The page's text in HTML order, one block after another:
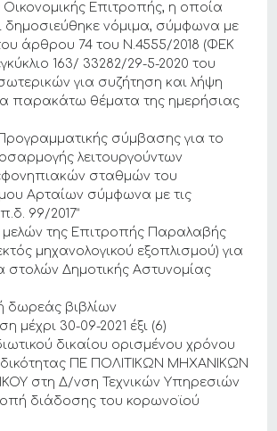
Οικονομικής Επιτροπής, η οποία
δημοσιεύθηκε νόμιμα, σύμφωνα με
του άρθρου 74 του Ν.4555/2018 (ΦΕΚ
163/ 33282/29-5-2020 του
για συζήτηση και λήψη
παρακάτω θέματα της ημερήσιας
σύμβασης για το
λειτουργούντων
σταθμών του
Αρταίων σύμφωνα με τις
99/2017”
μελών της Επιτροπής Παραλαβής
μηχανολογικού εξοπλισμού) για
στολών Δημοτικής Αστυνομίας
δωρεάς βιβλίων
μέχρι 30-09-2021 έξι (6)
δικαίου ορισμένου χρόνου
ΠΕ ΠΟΛΙΤΙΚΩΝ ΜΗΧΑΝΙΚΩΝ
στη Δ/νση Τεχνικών Υπηρεσιών
διάδοσης του κορωνοϊού